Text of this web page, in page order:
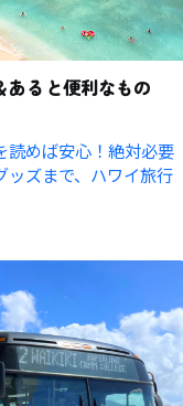
あると便利なもの
読めば安心！絶対必要
ッズまで、ハワイ旅行